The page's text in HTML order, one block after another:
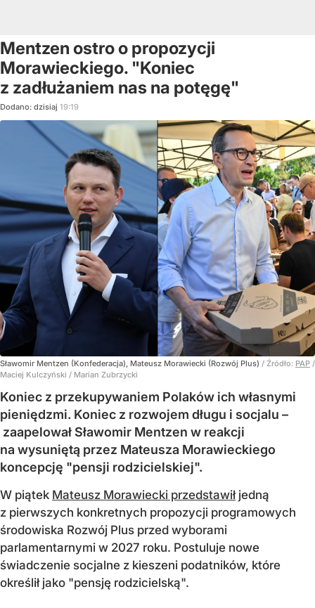
Mentzen ostro o propozycji
Morawieckiego. "Koniec
z zadłużaniem nas na potęgę"
Dodano: dzisiaj 19:19
Sławomir Mentzen (Konfederacja), Mateusz Morawiecki (Rozwój Plus) / Źródło: PAP /
Maciej Kulczyński / Marian Zubrzycki
Koniec z przekupywaniem Polaków ich własnymi
pieniędzmi. Koniec z rozwojem długu i socjalu –
zaapelował Sławomir Mentzen w reakcji
na wysuniętą przez Mateusza Morawieckiego
koncepcję "pensji rodzicielskiej".
W piątek Mateusz Morawiecki przedstawiłjedną
z pierwszych konkretnych propozycji programowych
środowiska Rozwój Plus przed wyborami
parlamentarnymi w 2027 roku. Postuluje nowe
świadczenie socjalne z kieszeni podatników, które
określił jako "pensję rodzicielską".